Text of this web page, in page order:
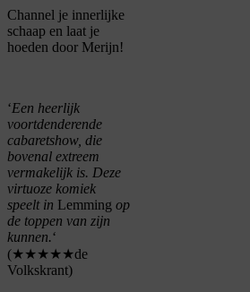
Channel je innerlijke
schaap en laat je
hoeden door Merijn!
‘Een heerlijk
voortdenderende
cabaretshow, die
bovenal extreem
vermakelijk is. Deze
virtuoze komiek
speelt in Lemming op
de toppen van zijn
kunnen.‘
(★★★★★de
Volkskrant)